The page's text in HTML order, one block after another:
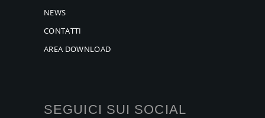
NEWS
CONTATTI
AREA DOWNLOAD
SEGUICI SUI SOCIAL